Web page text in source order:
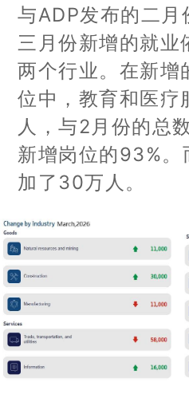
与ADP发布的二月
三月份新增的就业
两个行业。在新增
位中，教育和医疗
人，与2月份的总
新增岗位的93%。
加了30万人。